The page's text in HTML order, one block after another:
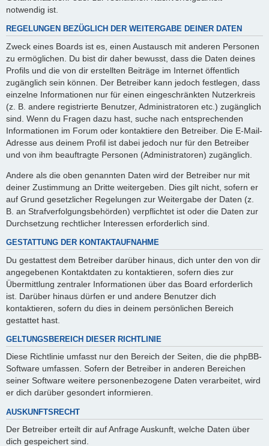
notwendig ist.
REGELUNGEN BEZÜGLICH DER WEITERGABE DEINER DATEN
Zweck eines Boards ist es, einen Austausch mit anderen Personen
zu ermöglichen. Du bist dir daher bewusst, dass die Daten deines
Profils und die von dir erstellten Beiträge im Internet öffentlich
zugänglich sein können. Der Betreiber kann jedoch festlegen, dass
einzelne Informationen nur für einen eingeschränkten Nutzerkreis
(z. B. andere registrierte Benutzer, Administratoren etc.) zugänglich
sind. Wenn du Fragen dazu hast, suche nach entsprechenden
Informationen im Forum oder kontaktiere den Betreiber. Die E-Mail-
Adresse aus deinem Profil ist dabei jedoch nur für den Betreiber
und von ihm beauftragte Personen (Administratoren) zugänglich.
Andere als die oben genannten Daten wird der Betreiber nur mit
deiner Zustimmung an Dritte weitergeben. Dies gilt nicht, sofern er
auf Grund gesetzlicher Regelungen zur Weitergabe der Daten (z.
B. an Strafverfolgungsbehörden) verpflichtet ist oder die Daten zur
Durchsetzung rechtlicher Interessen erforderlich sind.
GESTATTUNG DER KONTAKTAUFNAHME
Du gestattest dem Betreiber darüber hinaus, dich unter den von dir
angegebenen Kontaktdaten zu kontaktieren, sofern dies zur
Übermittlung zentraler Informationen über das Board erforderlich
ist. Darüber hinaus dürfen er und andere Benutzer dich
kontaktieren, sofern du dies in deinem persönlichen Bereich
gestattet hast.
GELTUNGSBEREICH DIESER RICHTLINIE
Diese Richtlinie umfasst nur den Bereich der Seiten, die die phpBB-
Software umfassen. Sofern der Betreiber in anderen Bereichen
seiner Software weitere personenbezogene Daten verarbeitet, wird
er dich darüber gesondert informieren.
AUSKUNFTSRECHT
Der Betreiber erteilt dir auf Anfrage Auskunft, welche Daten über
dich gespeichert sind.